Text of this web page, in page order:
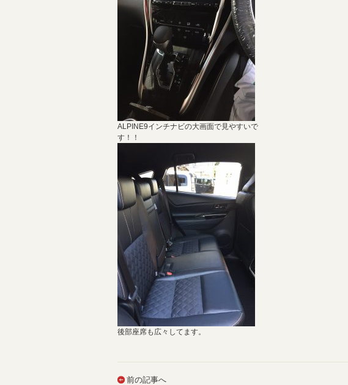
ALPINE9インチナビの大画面で見やすいで
す！！
後部座席も広々してます。
前の記事へ